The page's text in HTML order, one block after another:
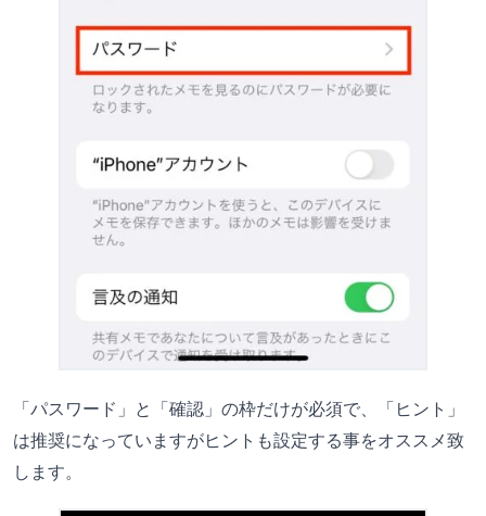
「パスワード」と「確認」の枠だけが必須で、「ヒント」
は推奨になっていますがヒントも設定する事をオススメ致
します。